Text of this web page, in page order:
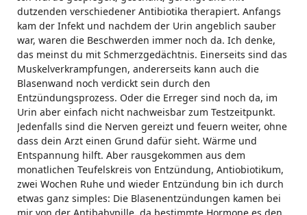
dutzenden verschiedener Antibiotika therapiert. Anfangs
kam der Infekt und nachdem der Urin angeblich sauber
war, waren die Beschwerden immer noch da. Ich denke,
das meinst du mit Schmerzgedächtnis. Einerseits sind das
Muskelverkrampfungen, andererseits kann auch die
Blasenwand noch verdickt sein durch den
Entzündungsprozess. Oder die Erreger sind noch da, im
Urin aber einfach nicht nachweisbar zum Testzeitpunkt.
Jedenfalls sind die Nerven gereizt und feuern weiter, ohne
dass dein Arzt einen Grund dafür sieht. Wärme und
Entspannung hilft. Aber rausgekommen aus dem
monatlichen Teufelskreis von Entzündung, Antiobiotikum,
zwei Wochen Ruhe und wieder Entzündung bin ich durch
etwas ganz simples: Die Blasenentzündungen kamen bei